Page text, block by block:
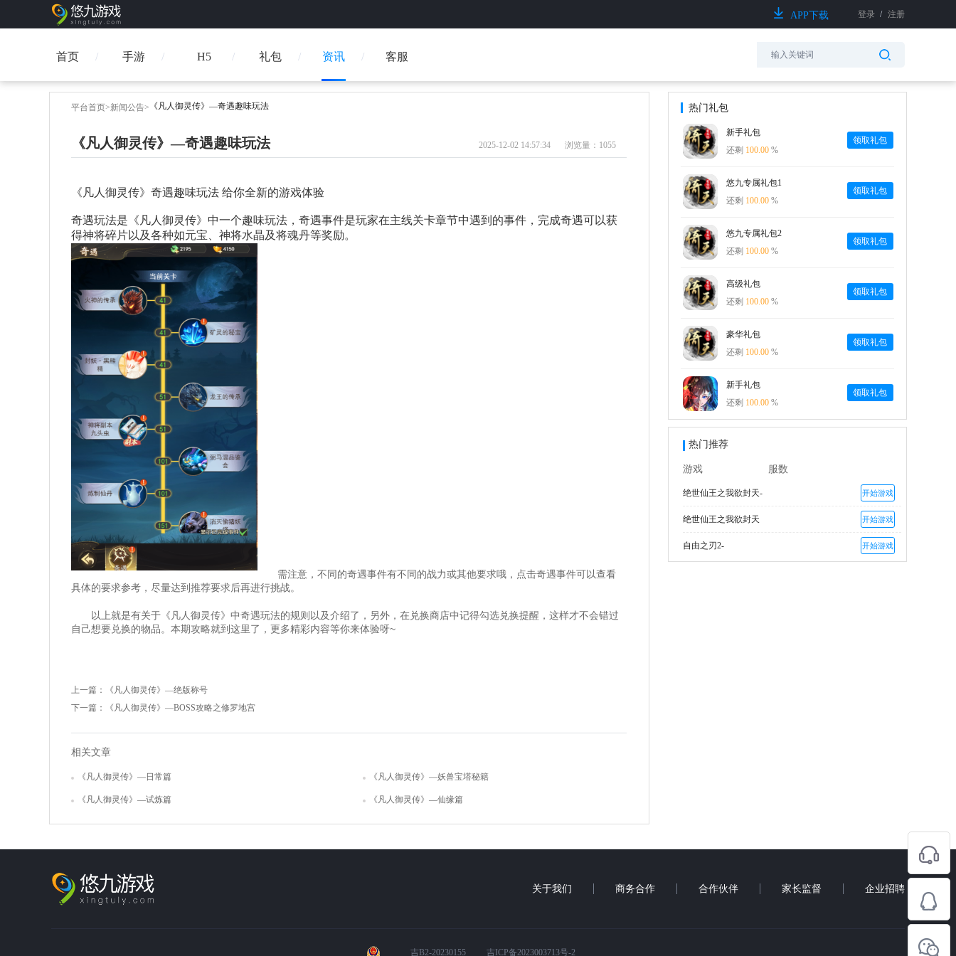
APP下载 登录 / 注册
首页 手游 H5 礼包 资讯 客服
平台首页>新闻公告> 《凡人御灵传》—奇遇趣味玩法
《凡人御灵传》—奇遇趣味玩法 2025-12-02 14:57:34 浏览量：1055
《凡人御灵传》奇遇趣味玩法 给你全新的游戏体验
奇遇玩法是《凡人御灵传》中一个趣味玩法，奇遇事件是玩家在主线关卡章节中遇到的事件，完成奇遇可以获
得神将碎片以及各种如元宝、神将水晶及将魂丹等奖励。
需注意，不同的奇遇事件有不同的战力或其他要求哦，点击奇遇事件可以查看
具体的要求参考，尽量达到推荐要求后再进行挑战。
以上就是有关于《凡人御灵传》中奇遇玩法的规则以及介绍了，另外，在兑换商店中记得勾选兑换提醒，这样才不会错过
自己想要兑换的物品。本期攻略就到这里了，更多精彩内容等你来体验呀~
上一篇：
《凡人御灵传》—绝版称号
下一篇：
《凡人御灵传》—BOSS攻略之修罗地宫
相关文章
《凡人御灵传》—日常篇 《凡人御灵传》—妖兽宝塔秘籍
《凡人御灵传》—试炼篇 《凡人御灵传》—仙缘篇
热门礼包
新手礼包
还剩 100.00 %
领取礼包
悠九专属礼包1
还剩 100.00 %
领取礼包
悠九专属礼包2
还剩 100.00 %
领取礼包
高级礼包
还剩 100.00 %
领取礼包
豪华礼包
还剩 100.00 %
领取礼包
新手礼包
还剩 100.00 %
领取礼包
热门推荐
游戏 服数
绝世仙王之我欲封天- 开始游戏
绝世仙王之我欲封天 开始游戏
自由之刃2- 开始游戏
关于我们 商务合作 合作伙伴 家长监督 企业招聘
吉B2-20230155 吉ICP备2023003713号-2